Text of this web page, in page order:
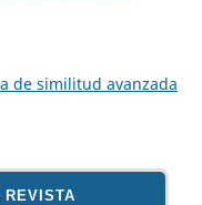
de similitud avanzada
REVISTA